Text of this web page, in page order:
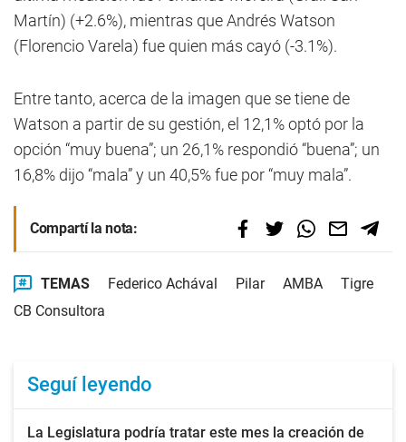
Martín) (+2.6%), mientras que Andrés Watson
(Florencio Varela) fue quien más cayó (-3.1%).
Entre tanto, acerca de la imagen que se tiene de
Watson a partir de su gestión, el 12,1% optó por la
opción “muy buena”; un 26,1% respondió “buena”; un
16,8% dijo “mala” y un 40,5% fue por “muy mala”.
Compartí la nota:
TEMAS Federico Achával Pilar AMBA
Tigre
CB Consultora
Seguí leyendo
La Legislatura podría tratar este mes la creación de